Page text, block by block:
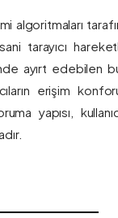
tarayıcı
ayırt edebilen
erişim
yapısı,